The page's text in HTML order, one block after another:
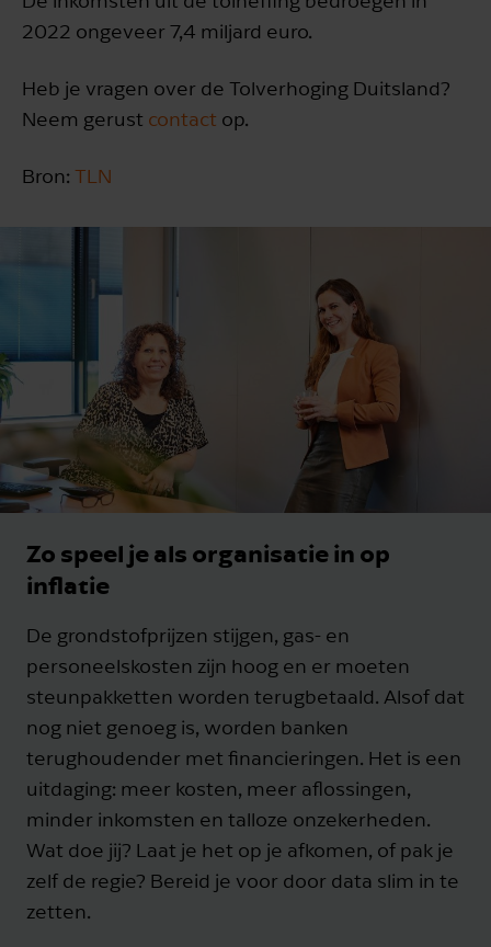
2022 ongeveer 7,4 miljard euro.
Heb je vragen over de Tolverhoging Duitsland?
Neem gerust contact op.
Bron: TLN
Zo speel je als organisatie in op
inflatie
De grondstofprijzen stijgen, gas- en
personeelskosten zijn hoog en er moeten
steunpakketten worden terugbetaald. Alsof dat
nog niet genoeg is, worden banken
terughoudender met financieringen. Het is een
uitdaging: meer kosten, meer aflossingen,
minder inkomsten en talloze onzekerheden.
Wat doe jij? Laat je het op je afkomen, of pak je
zelf de regie? Bereid je voor door data slim in te
zetten.